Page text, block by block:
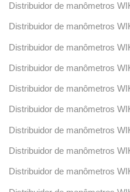
Distribuidor de manômetros
Distribuidor de manômetros
Distribuidor de manômetros
Distribuidor de manômetros
Distribuidor de manômetros
Distribuidor de manômetros
Distribuidor de manômetros
Distribuidor de manômetros
Distribuidor de manômetros